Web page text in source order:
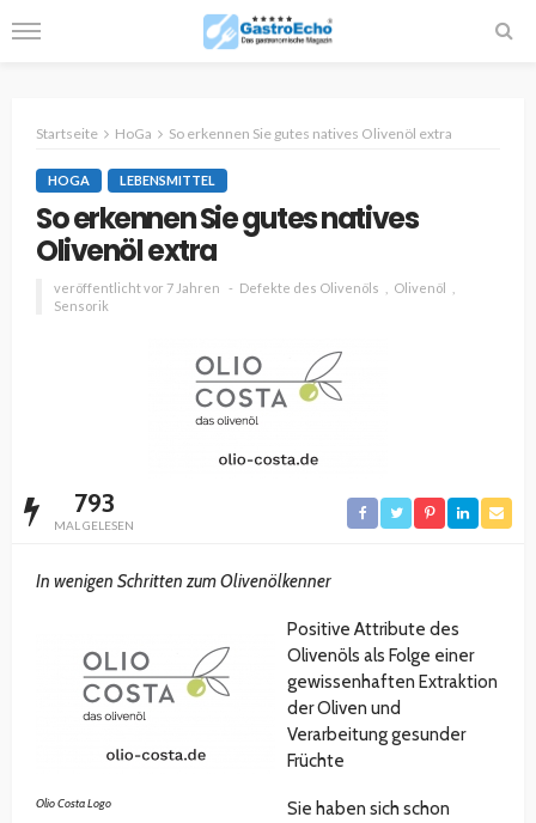
Startseite HoGa So erkennen Sie gutes natives Olivenöl extra
HOGA LEBENSMITTEL
So erkennen Sie gutes natives
Olivenöl extra
veröffentlicht vor 7 Jahren Defekte des Olivenöls
Olivenöl
Sensorik
793
MAL GELESEN
In wenigen Schritten zum Olivenölkenner
Olio Costa Logo
Positive Attribute des
Olivenöls als Folge einer
gewissenhaften Extraktion
der Oliven und
Verarbeitung gesunder
Früchte
Sie haben sich schon